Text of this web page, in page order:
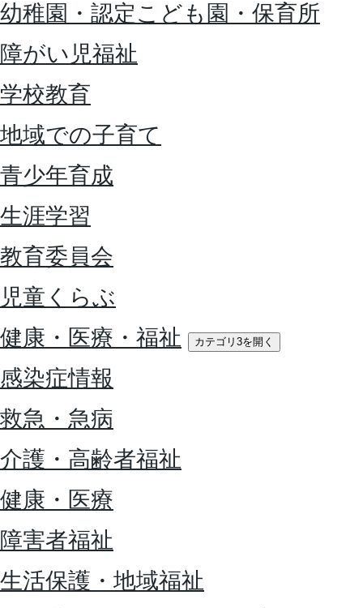
幼稚園・認定こども園・保育所
障がい児福祉
学校教育
地域での子育て
青少年育成
生涯学習
教育委員会
児童くらぶ
健康・医療・福祉
カテゴリ3を開く
感染症情報
救急・急病
介護・高齢者福祉
健康・医療
障害者福祉
生活保護・地域福祉